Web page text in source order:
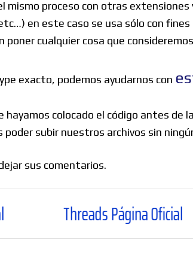
mismo proceso con otras
en este caso se usa sólo con
cualquier cosa que
exacto, podemos ayudarnos con
colocado el código antes de
subir nuestros archivos sin
sus comentarios.
Threads Página Oficial